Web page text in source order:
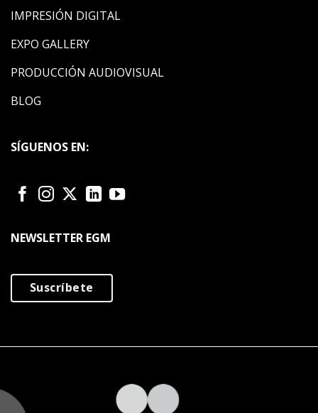
IMPRESIÓN DIGITAL
EXPO GALLERY
PRODUCCIÓN AUDIOVISUAL
BLOG
SÍGUENOS EN:
NEWSLETTER EGM
Suscríbete